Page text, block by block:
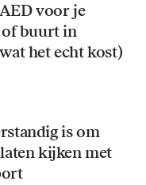
voor je
buurt in
het echt kost)
is om
kijken met